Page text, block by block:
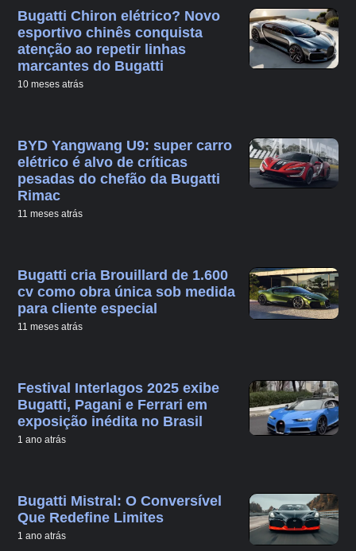
Bugatti Chiron elétrico? Novo
esportivo chinês conquista
atenção ao repetir linhas
marcantes do Bugatti
10 meses atrás
BYD Yangwang U9: super carro
elétrico é alvo de críticas
pesadas do chefão da Bugatti
Rimac
11 meses atrás
Bugatti cria Brouillard de 1.600
cv como obra única sob medida
para cliente especial
11 meses atrás
Festival Interlagos 2025 exibe
Bugatti, Pagani e Ferrari em
exposição inédita no Brasil
1 ano atrás
Bugatti Mistral: O Conversível
Que Redefine Limites
1 ano atrás